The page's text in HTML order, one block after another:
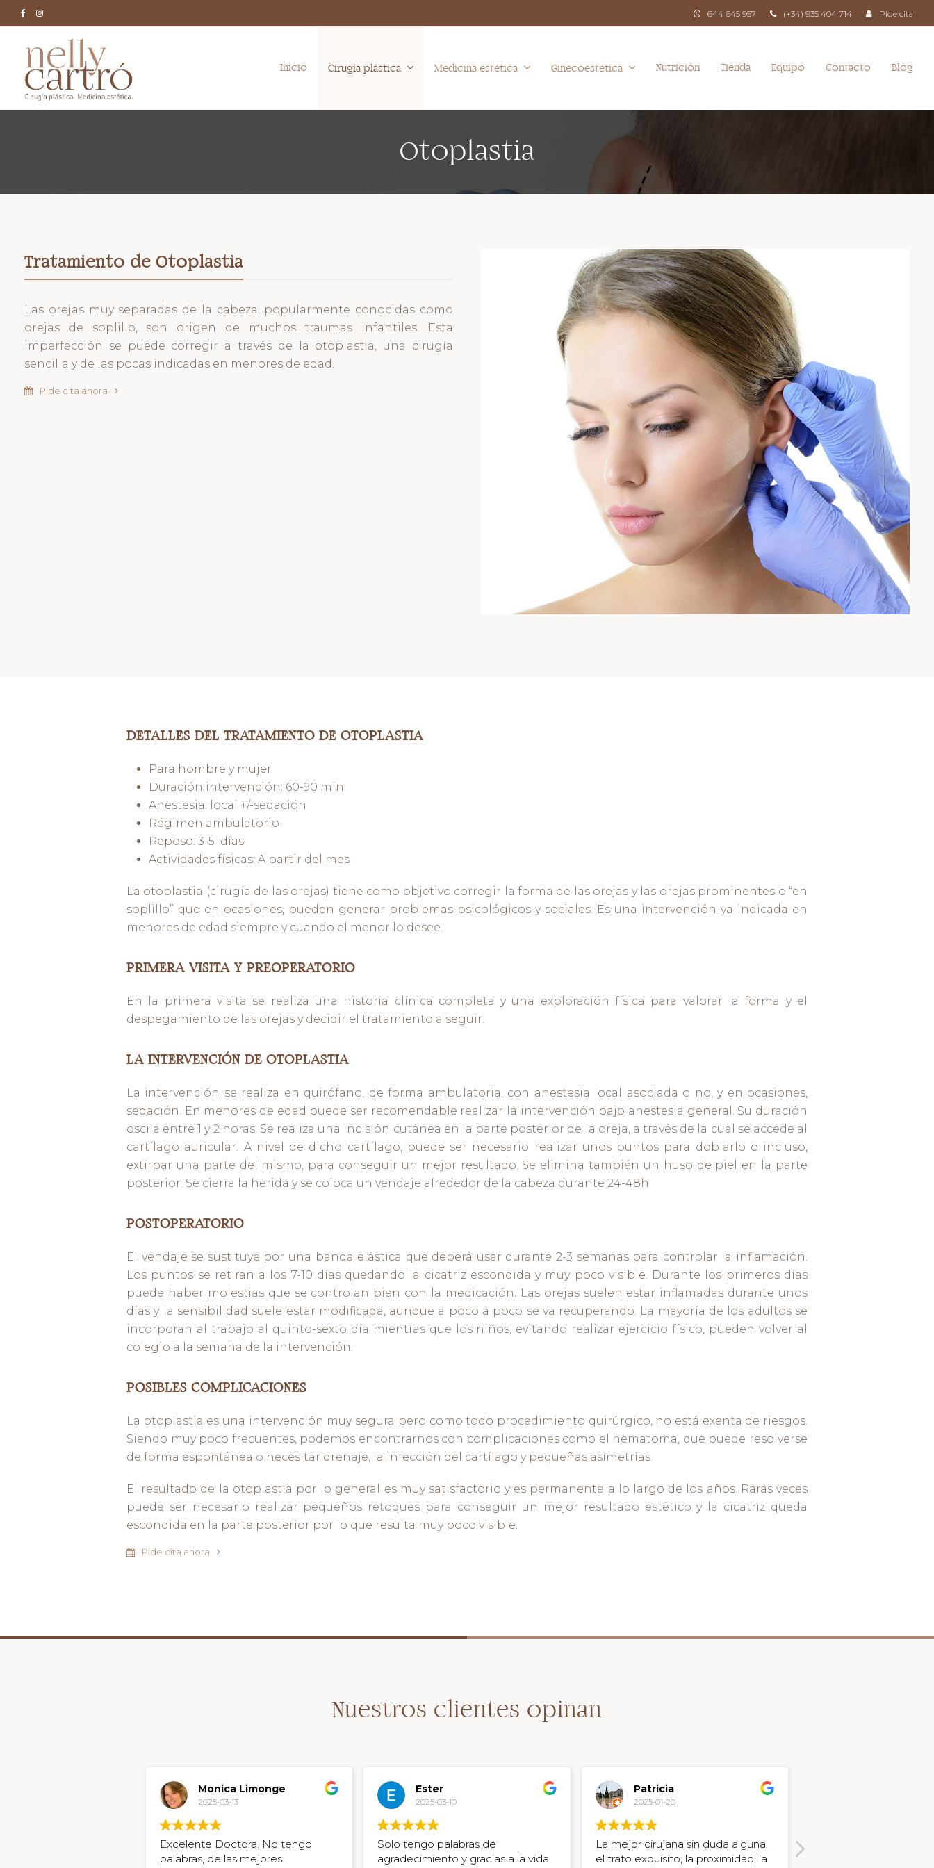
FacebookInstagram 644 645 957 (+34) 935 404 714 Pide cita
Inicio Cirugía plástica Medicina estética Ginecoestética Nutrición Tienda Equipo Contacto Blog
Otoplastia
Tratamiento de Otoplastia
Las orejas muy separadas de la cabeza, popularmente conocidas como
orejas de soplillo, son origen de muchos traumas infantiles. Esta
imperfección se puede corregir a través de la otoplastia, una cirugía
sencilla y de las pocas indicadas en menores de edad.
Pide cita ahora
DETALLES DEL TRATAMIENTO DE OTOPLASTIA
Para hombre y mujer
Duración intervención: 60-90 min
Anestesia: local +/-sedación
Régimen ambulatorio
Reposo: 3-5 días
Actividades físicas: A partir del mes
La otoplastia (cirugía de las orejas) tiene como objetivo corregir la forma de las orejas y las orejas prominentes o “en
soplillo” que en ocasiones, pueden generar problemas psicológicos y sociales. Es una intervención ya indicada en
menores de edad siempre y cuando el menor lo desee.
PRIMERA VISITA Y PREOPERATORIO
En la primera visita se realiza una historia clínica completa y una exploración física para valorar la forma y el
despegamiento de las orejas y decidir el tratamiento a seguir.
LA INTERVENCIÓN DE OTOPLASTIA
La intervención se realiza en quirófano, de forma ambulatoria, con anestesia local asociada o no, y en ocasiones,
sedación. En menores de edad puede ser recomendable realizar la intervención bajo anestesia general. Su duración
oscila entre 1 y 2 horas. Se realiza una incisión cutánea en la parte posterior de la oreja, a través de la cual se accede al
cartílago auricular. A nivel de dicho cartílago, puede ser necesario realizar unos puntos para doblarlo o incluso,
extirpar una parte del mismo, para conseguir un mejor resultado. Se elimina también un huso de piel en la parte
posterior. Se cierra la herida y se coloca un vendaje alrededor de la cabeza durante 24-48h.
POSTOPERATORIO
El vendaje se sustituye por una banda elástica que deberá usar durante 2-3 semanas para controlar la inflamación.
Los puntos se retiran a los 7-10 días quedando la cicatriz escondida y muy poco visible. Durante los primeros días
puede haber molestias que se controlan bien con la medicación. Las orejas suelen estar inflamadas durante unos
días y la sensibilidad suele estar modificada, aunque a poco a poco se va recuperando. La mayoría de los adultos se
incorporan al trabajo al quinto-sexto día mientras que los niños, evitando realizar ejercicio físico, pueden volver al
colegio a la semana de la intervención.
POSIBLES COMPLICACIONES
La otoplastia es una intervención muy segura pero como todo procedimiento quirúrgico, no está exenta de riesgos.
Siendo muy poco frecuentes, podemos encontrarnos con complicaciones como el hematoma, que puede resolverse
de forma espontánea o necesitar drenaje, la infección del cartílago y pequeñas asimetrías.
El resultado de la otoplastia por lo general es muy satisfactorio y es permanente a lo largo de los años. Raras veces
puede ser necesario realizar pequeños retoques para conseguir un mejor resultado estético y la cicatriz queda
escondida en la parte posterior por lo que resulta muy poco visible.
Pide cita ahora
Nuestros clientes opinan
Monica Limonge
2025-03-13
Excelente Doctora. No tengo
palabras, de las mejores
Ester
2025-03-10
Solo tengo palabras de
agradecimiento y gracias a la vida
Patricia
2025-01-20
La mejor cirujana sin duda alguna,
el trato exquisito, la proximidad, la